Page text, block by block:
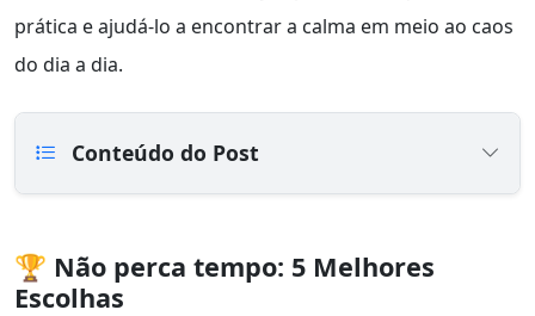
prática e ajudá-lo a encontrar a calma em meio ao caos
do dia a dia.
Conteúdo do Post
🏆 Não perca tempo: 5 Melhores
Escolhas